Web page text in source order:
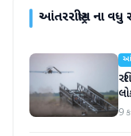
આંતરરાષ્ટ્રીયના વધુ
9